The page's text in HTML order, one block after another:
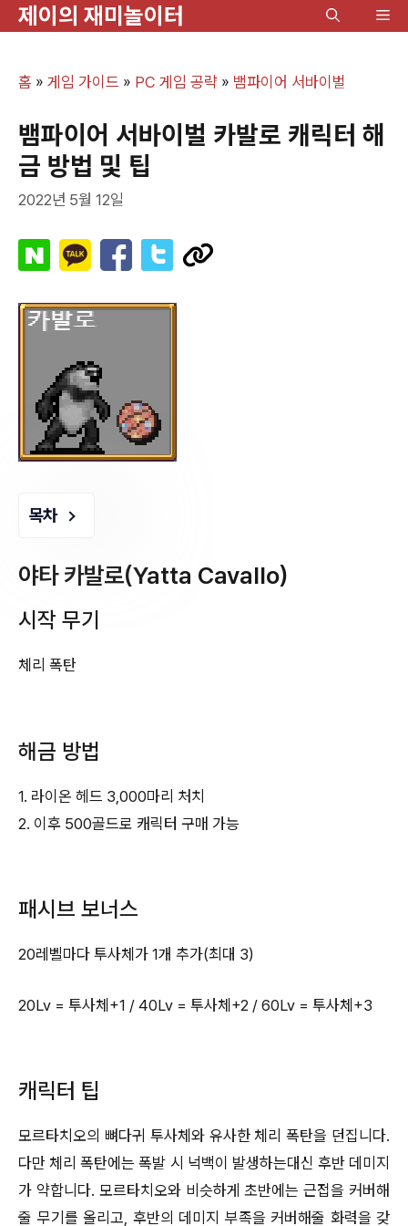
제이의 재미놀이터
메
홈 » 게임 가이드 » PC 게임 공략 » 뱀파이어 서바이벌
뱀파이어 서바이벌 카발로 캐릭터 해
금 방법 및 팁
2022년 5월 12일
목차
야타 카발로(Yatta Cavallo)
시작 무기
체리 폭탄
해금 방법
1. 라이온 헤드 3,000마리 처치
2. 이후 500골드로 캐릭터 구매 가능
패시브 보너스
20레벨마다 투사체가 1개 추가(최대 3)
20Lv = 투사체+1 / 40Lv = 투사체+2 / 60Lv = 투사체+3
캐릭터 팁
모르타치오의 뼈다귀 투사체와 유사한 체리 폭탄을 던집니다.
다만 체리 폭탄에는 폭발 시 넉백이 발생하는대신 후반 데미지
가 약합니다. 모르타치오와 비슷하게 초반에는 근접을 커버해
줄 무기를 올리고, 후반의 데미지 부족을 커버해줄 화력을 갖